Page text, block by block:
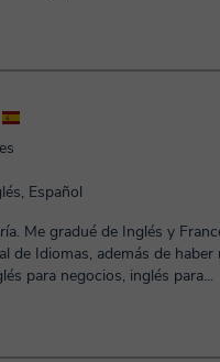
Español
Me gradué de Inglés y
de Idiomas, además de haber
para negocios, inglés para...